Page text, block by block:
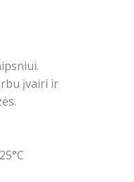
įvairi ir